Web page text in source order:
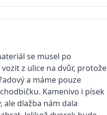
se musel po
z ulice na dvůr, protože
a máme pouze
Kamenivo i písek
ale dlažba nám dala